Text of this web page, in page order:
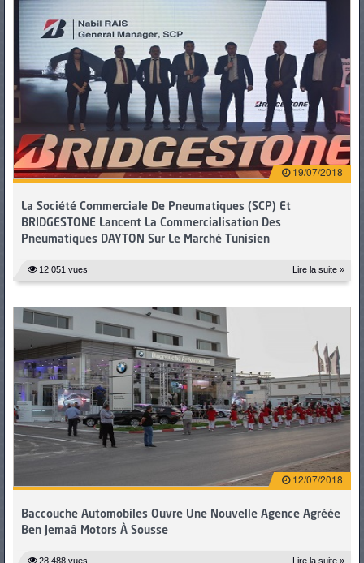
19/07/2018
La Société Commerciale De Pneumatiques (SCP) Et
BRIDGESTONE Lancent La Commercialisation Des
Pneumatiques DAYTON Sur Le Marché Tunisien
12 051 vues Lire la suite »
12/07/2018
Baccouche Automobiles Ouvre Une Nouvelle Agence Agréée
Ben Jemaâ Motors À Sousse
28 488 vues Lire la suite »
CAMIONS
PNEUS